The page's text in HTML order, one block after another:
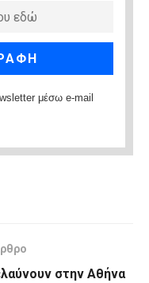
μέσω e-mail
στην Αθήνα